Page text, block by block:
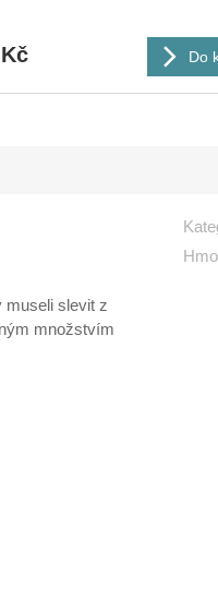
Do
museli slevit z
množstvím